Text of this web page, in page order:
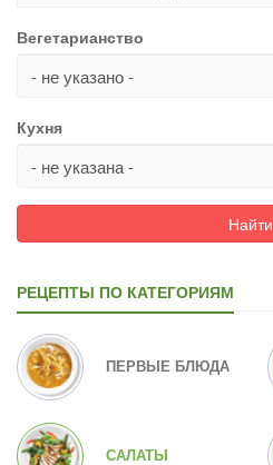
Вегетарианство
Кухня
Найти
РЕЦЕПТЫ ПО КАТЕГОРИЯМ
ПЕРВЫЕ БЛЮДА
САЛАТЫ